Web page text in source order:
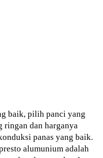
baik, pilih panci yang
dan harganya
panas yang baik.
alumunium adalah